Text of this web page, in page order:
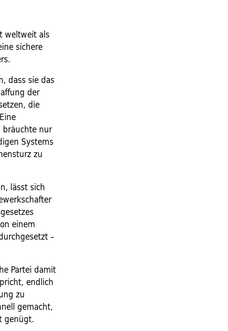
weltweit als
sichere
dass sie das
der
die
bräuchte nur
Systems
zu
lässt sich
einem
–
Partei damit
endlich
zu
gemacht,
genügt.